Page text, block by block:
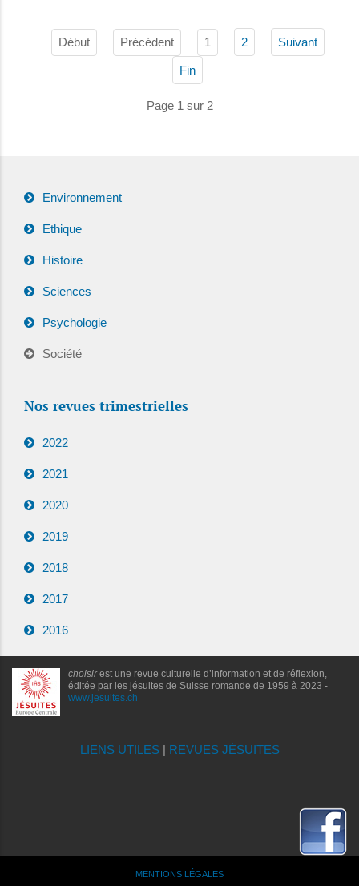
Début Précédent 1 2 Suivant
Fin
Page 1 sur 2
Environnement
Ethique
Histoire
Sciences
Psychologie
Société
Nos revues trimestrielles
2022
2021
2020
2019
2018
2017
2016
choisirest une revue culturelle d’information et de réflexion,
éditée par les jésuites de Suisse romande de 1959 à 2023 -
www.jesuites.ch
LIENS UTILES| REVUES JÉSUITES
MENTIONS LÉGALES